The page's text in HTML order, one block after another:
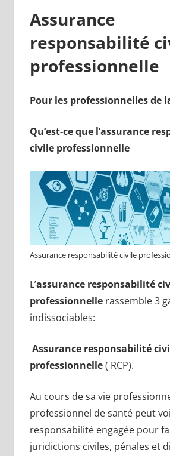
Assurance
responsabilité
professionnelle
Pour les professionnelles de
Qu’est-ce que l’assurance
civile professionnelle
Assurance responsabilité civile
L’assurance responsabilité
professionnellerassemble 3
indissociables:
Assurance responsabilité
professionnelle( RCP).
Au cours de sa vie
professionnel de santé peut
responsabilité engagée pour
juridictions civiles, pénales et